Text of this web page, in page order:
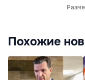
Похожие